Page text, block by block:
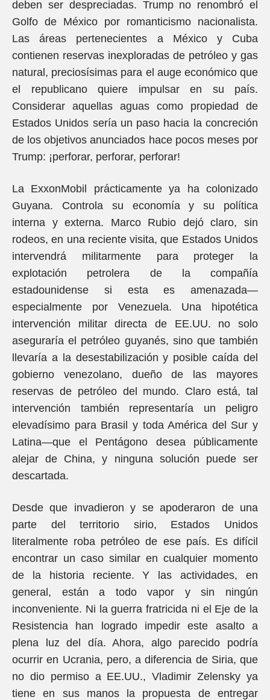
deben ser despreciadas. Trump no renombró el
Golfo de México por romanticismo nacionalista.
Las áreas pertenecientes a México y Cuba
contienen reservas inexploradas de petróleo y gas
natural, preciosísimas para el auge económico que
el republicano quiere impulsar en su país.
Considerar aquellas aguas como propiedad de
Estados Unidos sería un paso hacia la concreción
de los objetivos anunciados hace pocos meses por
Trump: ¡perforar, perforar, perforar!
La ExxonMobil prácticamente ya ha colonizado
Guyana. Controla su economía y su política
interna y externa. Marco Rubio dejó claro, sin
rodeos, en una reciente visita, que Estados Unidos
intervendrá militarmente para proteger la
explotación petrolera de la compañía
estadounidense si esta es amenazada—
especialmente por Venezuela. Una hipotética
intervención militar directa de EE.UU. no solo
aseguraría el petróleo guyanés, sino que también
llevaría a la desestabilización y posible caída del
gobierno venezolano, dueño de las mayores
reservas de petróleo del mundo. Claro está, tal
intervención también representaría un peligro
elevadísimo para Brasil y toda América del Sur y
Latina—que el Pentágono desea públicamente
alejar de China, y ninguna solución puede ser
descartada.
Desde que invadieron y se apoderaron de una
parte del territorio sirio, Estados Unidos
literalmente roba petróleo de ese país. Es difícil
encontrar un caso similar en cualquier momento
de la historia reciente. Y las actividades, en
general, están a todo vapor y sin ningún
inconveniente. Ni la guerra fratricida ni el Eje de la
Resistencia han logrado impedir este asalto a
plena luz del día. Ahora, algo parecido podría
ocurrir en Ucrania, pero, a diferencia de Siria, que
no dio permiso a EE.UU., Vladimir Zelensky ya
tiene en sus manos la propuesta de entregar